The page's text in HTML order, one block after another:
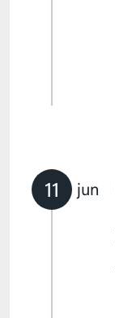
11 jun